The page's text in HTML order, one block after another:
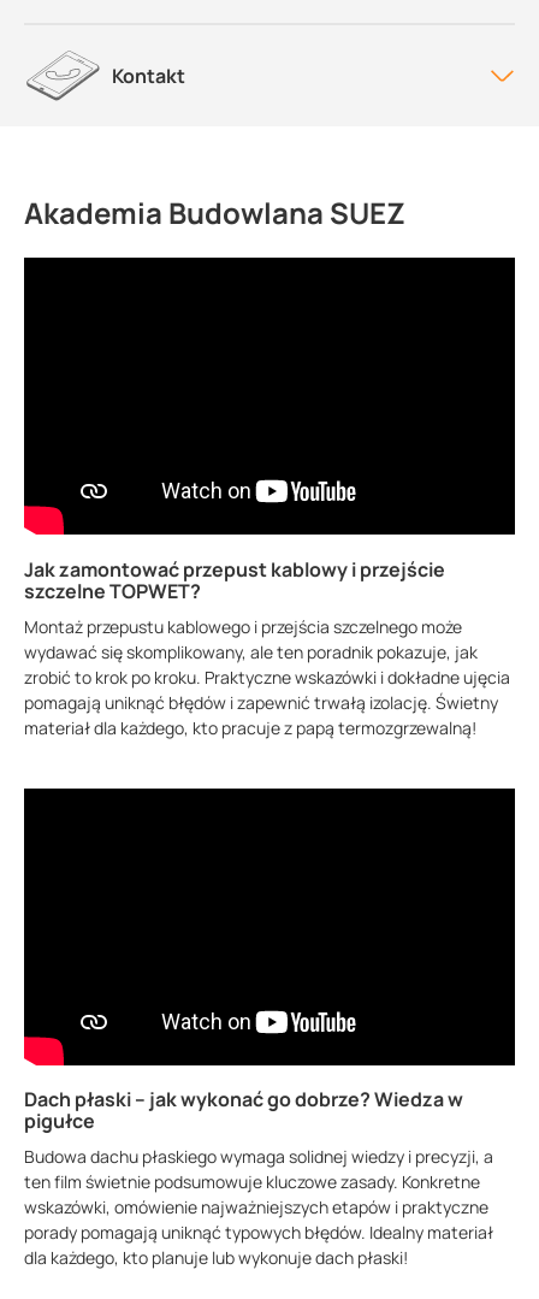
Kontakt
Akademia Budowlana SUEZ
Jak zamontować przepust kablowy i przejście
szczelne TOPWET?
Montaż przepustu kablowego i przejścia szczelnego może
wydawać się skomplikowany, ale ten poradnik pokazuje, jak
zrobić to krok po kroku. Praktyczne wskazówki i dokładne ujęcia
pomagają uniknąć błędów i zapewnić trwałą izolację. Świetny
materiał dla każdego, kto pracuje z papą termozgrzewalną!
Dach płaski – jak wykonać go dobrze? Wiedza w
pigułce
Budowa dachu płaskiego wymaga solidnej wiedzy i precyzji, a
ten film świetnie podsumowuje kluczowe zasady. Konkretne
wskazówki, omówienie najważniejszych etapów i praktyczne
porady pomagają uniknąć typowych błędów. Idealny materiał
dla każdego, kto planuje lub wykonuje dach płaski!